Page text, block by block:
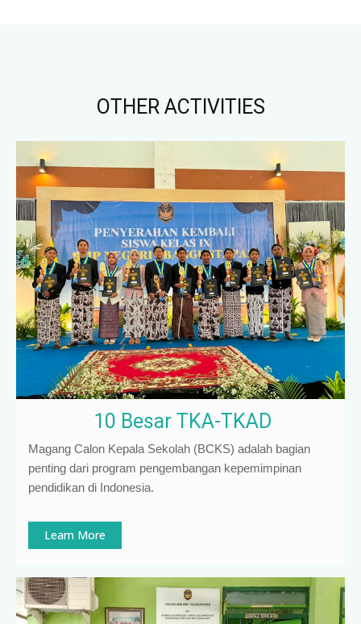
OTHER ACTIVITIES
10 Besar TKA-TKAD
Magang Calon Kepala Sekolah (BCKS) adalah bagian
penting dari program pengembangan kepemimpinan
pendidikan di Indonesia.
Learn More